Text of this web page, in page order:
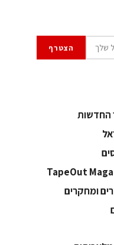
החדשות
TapeOut
ומחקרים